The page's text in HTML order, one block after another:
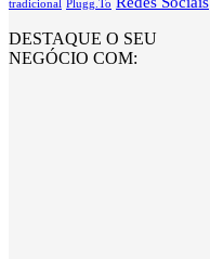
tradicional Plugg.To
DESTAQUE O SEU
NEGÓCIO COM: